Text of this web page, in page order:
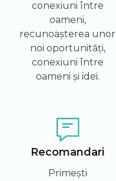
conexiuni între
oameni,
recunoașterea unor
noi oportunități,
conexiuni între
oameni și idei.
Recomandari
Primești